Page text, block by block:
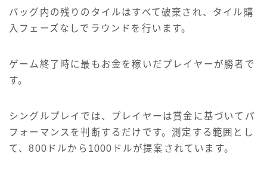
バッグ内の残りのタイルはすべて破棄され、タイル購
入フェーズなしでラウンドを行います。
ゲーム終了時に最もお金を稼いだプレイヤーが勝者で
す。
シングルプレイでは、プレイヤーは賞金に基づいてパ
フォーマンスを判断するだけです。測定する範囲とし
て、800ドルから1000ドルが提案されています。